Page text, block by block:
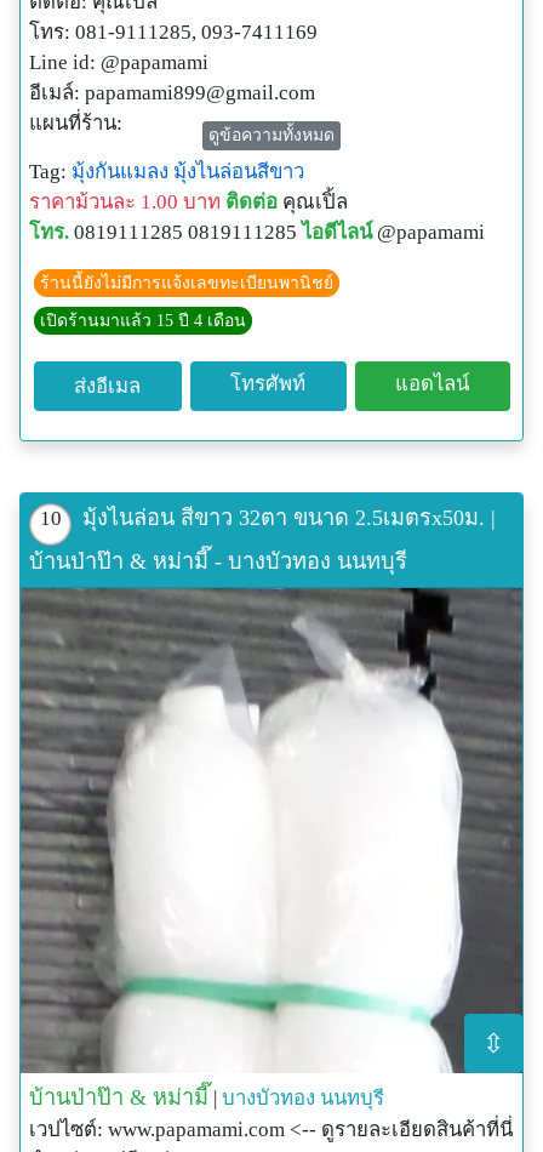
โทร: 081-9111285, 093-7411169
Line id: @papamami
อีเมล์: papamami899@gmail.com
แผนที่ร้าน:
http://www.papamami.com/index.phplay=show&ac=arti
cle&Id=539360476
พิกัดGPSของร้าน:
N13o54' 12.3"
E100o24' 27.8"
ดูข้อความทั้งหมด
Tag: มุ้งกันแมลง มุ้งไนล่อนสีขาว
ราคาม้วนละ 1.00 บาท ติดต่อ คุณเปิ้ล
โทร. 0819111285 0819111285 ไอดีไลน์ @papamami
ร้านนี้ยังไม่มีการแจ้งเลขทะเบียนพานิชย์
เปิดร้านมาแล้ว 15 ปี 4 เดือน
ส่งอีเมล โทรศัพท์ แอดไลน์
10
มุ้งไนล่อน สีขาว 32ตา ขนาด 2.5เมตรx50ม. |
บ้านป่าป๊า & หม่ามี๊ - บางบัวทอง นนทบุรี
⇳
บ้านป่าป๊า & หม่ามี๊ | บางบัวทอง นนทบุรี
เวปไซต์: www.papamami.com <-- ดูรายละเอียดสินค้าที่นี่